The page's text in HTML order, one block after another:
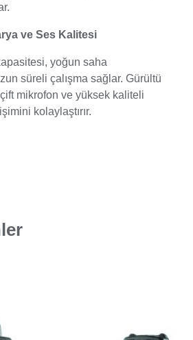
ve Ses Kalitesi
yoğun saha
süreli çalışma sağlar. Gürültü
mikrofon ve yüksek kaliteli
kolaylaştırır.